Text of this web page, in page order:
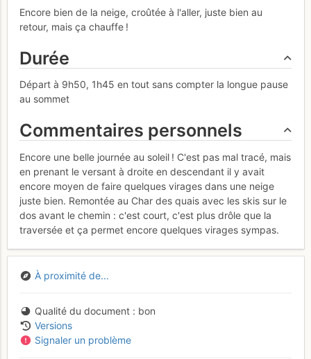
Encore bien de la neige, croûtée à l'aller, juste bien au
retour, mais ça chauffe !
Durée
Départ à 9h50, 1h45 en tout sans compter la longue pause
au sommet
Commentaires personnels
Encore une belle journée au soleil ! C'est pas mal tracé, mais
en prenant le versant à droite en descendant il y avait
encore moyen de faire quelques virages dans une neige
juste bien. Remontée au Char des quais avec les skis sur le
dos avant le chemin : c'est court, c'est plus drôle que la
traversée et ça permet encore quelques virages sympas.
À proximité de...
Qualité du document
bon
Versions
Signaler un problème